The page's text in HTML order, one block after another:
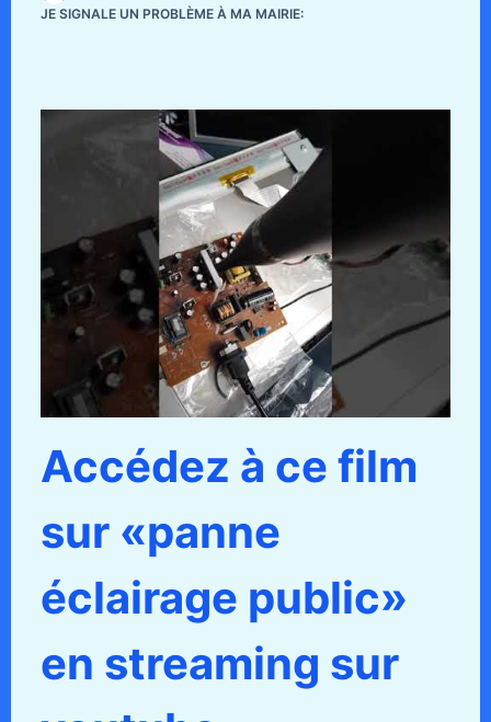
JE SIGNALE UN PROBLÈME À MA MAIRIE:
Accédez à ce film
sur «panne
éclairage public»
en streaming sur